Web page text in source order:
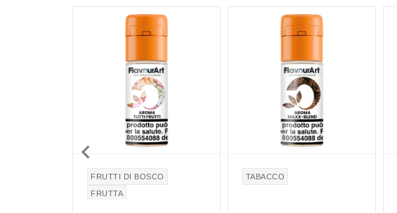
FRUTTI DI BOSCO
FRUTTA
TABACCO
